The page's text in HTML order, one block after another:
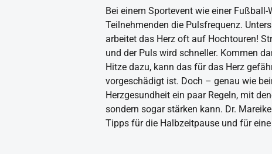
Bei einem Sportevent wie einer
Teilnehmenden die Pulsfrequenz.
arbeitet das Herz oft auf Hochtouren!
und der Puls wird schneller. Kommen
Hitze dazu, kann das für das Herz
vorgeschädigt ist. Doch – genau wie
Herzgesundheit ein paar Regeln, mit
sondern sogar stärken kann. Dr.
Tipps für die Halbzeitpause und für